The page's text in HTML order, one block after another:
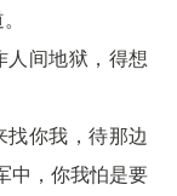
人间地狱，得想
找你我，待那边
中，你我怕是要